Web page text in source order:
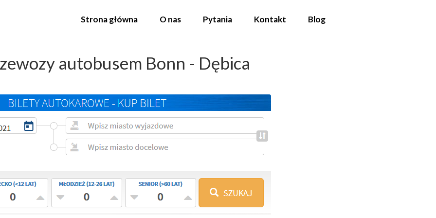
autobusem Bonn - Dębica
Strona główna O nas Pytania Kontakt Blog